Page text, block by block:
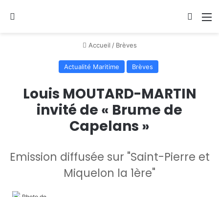
Accueil / Brèves
Actualité Maritime Brèves
Louis MOUTARD-MARTIN
invité de « Brume de
Capelans »
Emission diffusée sur "Saint-Pierre et
Miquelon la 1ère"